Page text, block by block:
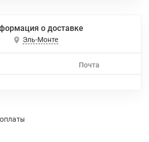
о доставке
Эль-Монте
Почта